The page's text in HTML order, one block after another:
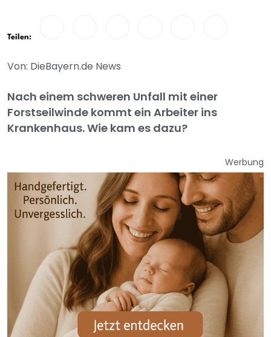
Teilen:
Von: DieBayern.de News
Nach einem schweren Unfall mit einer
Forstseilwinde kommt ein Arbeiter ins
Krankenhaus. Wie kam es dazu?
Werbung